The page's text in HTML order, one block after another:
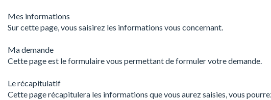
Mes informations
Sur cette page, vous saisirez les informations vous concernant.
Ma demande
Cette page est le formulaire vous permettant de formuler votre demande.
Le récapitulatif
Cette page récapitulera les informations que vous aurez saisies, vous